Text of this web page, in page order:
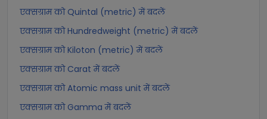
एक्सग्राम को Quintal (metric) में बदलें
एक्सग्राम को Hundredweight (metric) में बदलें
एक्सग्राम को Kiloton (metric) में बदलें
एक्सग्राम को Carat में बदलें
एक्सग्राम को Atomic mass unit में बदलें
एक्सग्राम को Gamma में बदलें